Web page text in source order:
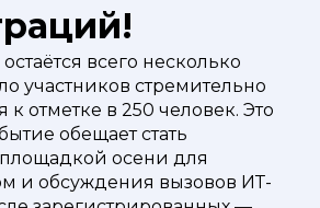
всего несколько
участников стремительно
к отметке в 250 человек. Это
обещает стать
осени для
и обсуждения вызовов ИТ-